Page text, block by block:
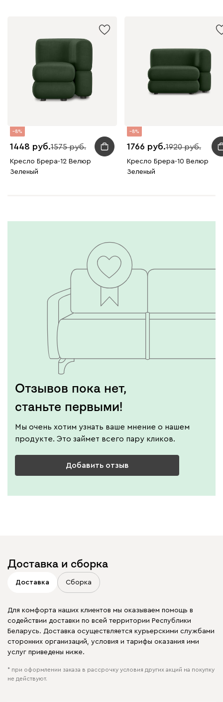
8
1448 1575
Кресло Брера-12 Велюр
Зеленый
8
1766 1920
Кресло Брера-10 Велюр
Зеленый
Отзывов пока нет,
станьте первыми!
Мы очень хотим узнать ваше мнение о нашем
продукте. Это займет всего пару кликов.
Добавить отзыв
Доставка и сборка
Доставка Сборка
Для комфорта наших клиентов мы оказываем помощь в
содействии доставки по всей территории Республики
Беларусь. Доставка осуществляется курьерскими службами
сторонних организаций, условия и тарифы оказания ими
услуг приведены ниже.
* при оформлении заказа в рассрочку условия других акций на покупку
не действуют.